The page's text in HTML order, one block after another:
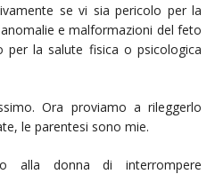
se vi sia pericolo per la
e malformazioni del feto
per la salute fisica o psicologica
Ora proviamo a rileggerlo
le parentesi sono mie.
alla donna di interrompere